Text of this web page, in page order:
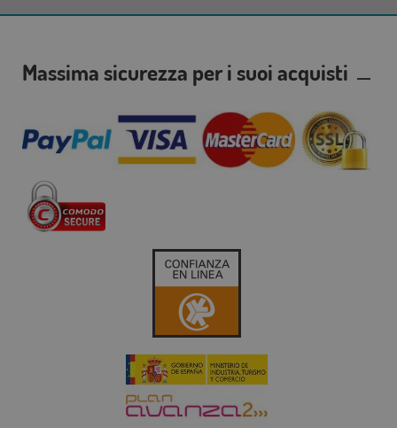
Massima sicurezza per i suoi acquisti